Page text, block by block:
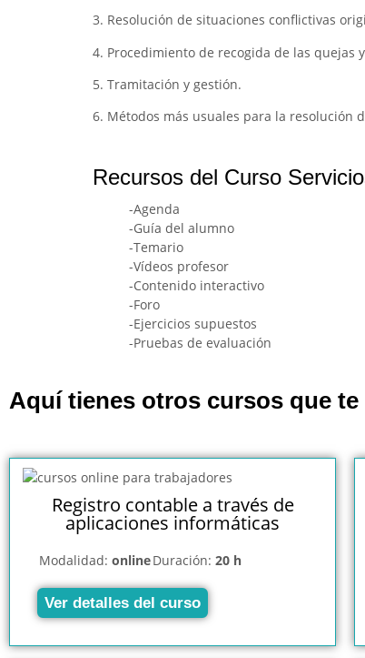
3. Resolución de situaciones conflictivas
4. Procedimiento de recogida de las quejas
5. Tramitación y gestión.
6. Métodos más usuales para la resolución
Recursos del Curso
-Agenda
-Guía del alumno
-Temario
-Vídeos profesor
-Contenido interactivo
-Foro
-Ejercicios supuestos
-Pruebas de evaluación
Aquí tienes otros cursos que
Registro contable a través de
aplicaciones informáticas
Modalidad: onlineDuración: 20 h
Ver detalles del curso